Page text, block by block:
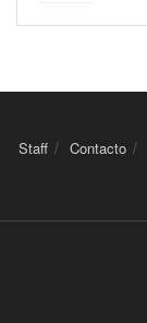
Staff Contacto